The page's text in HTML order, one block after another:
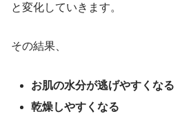
と変化していきます。
その結果、
お肌の水分が逃げやすくなる
乾燥しやすくなる